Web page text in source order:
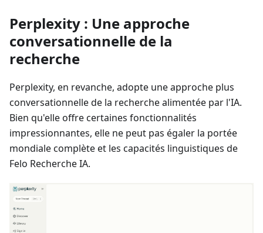
Perplexity : Une approche
conversationnelle de la
recherche
Perplexity, en revanche, adopte une approche plus
conversationnelle de la recherche alimentée par l'IA.
Bien qu'elle offre certaines fonctionnalités
impressionnantes, elle ne peut pas égaler la portée
mondiale complète et les capacités linguistiques de
Felo Recherche IA.